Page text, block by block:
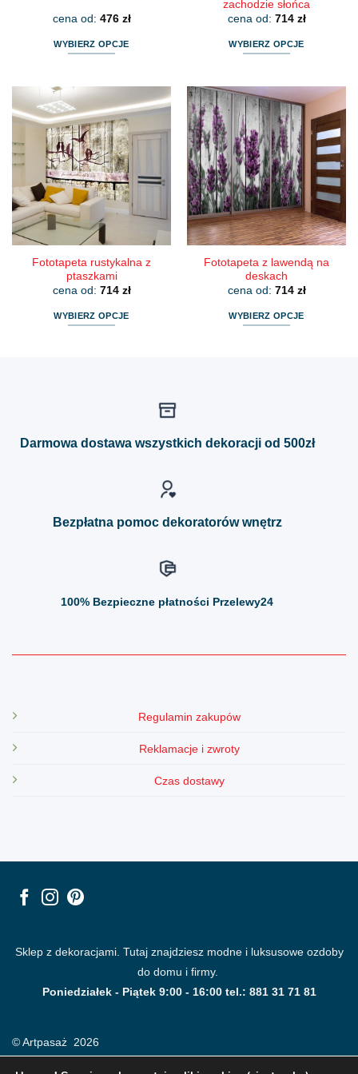
cena od: 476 zł
WYBIERZ OPCJE
ma
wiele
wariantów.
Opcje
można
wybrać
na
stronie
produktu
zachodzie słońca
cena od: 714 zł
WYBIERZ OPCJE
ma
wiele
wariantów.
Opcje
można
wybrać
na
stronie
produktu
Fototapeta rustykalna z
ptaszkami
cena od: 714 zł
WYBIERZ OPCJE
Fototapeta z lawendą na
deskach
cena od: 714 zł
WYBIERZ OPCJE
Darmowa dostawa wszystkich dekoracji od 500zł
Bezpłatna pomoc dekoratorów wnętrz
100% Bezpieczne płatności Przelewy24
Regulamin zakupów
Reklamacje i zwroty
Czas dostawy
Sklep z dekoracjami. Tutaj znajdziesz modne i luksusowe ozdoby
do domu i firmy.
Poniedziałek - Piątek 9:00 - 16:00 tel.: 881 31 71 81
© Artpasaż 2026